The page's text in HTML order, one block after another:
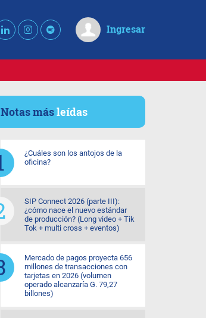
Ingresar
Notas másleídas
¿Cuáles son los antojos de la
oficina?
SIP Connect 2026 (parte III):
¿cómo nace el nuevo estándar
de producción? (Long video + Tik
Tok + multi cross + eventos)
Mercado de pagos proyecta 656
millones de transacciones con
tarjetas en 2026 (volumen
operado alcanzaría G. 79,27
billones)